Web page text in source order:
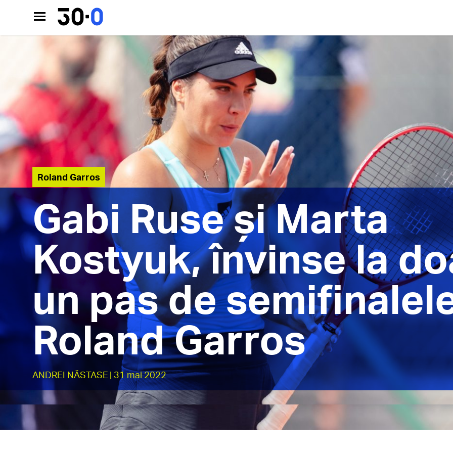
Roland Garros
Gabi Ruse și Marta
Kostyuk, învinse la
un pas de
Roland Garros
ANDREI NĂSTASE | 31 mai 2022